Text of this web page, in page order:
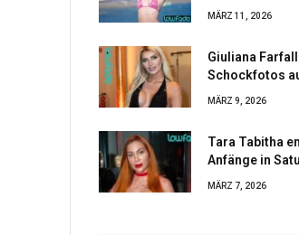
MÄRZ 11, 2026
Giuliana
Schockfotos
MÄRZ 9, 2026
Tara Tabitha
Anfänge in
MÄRZ 7, 2026